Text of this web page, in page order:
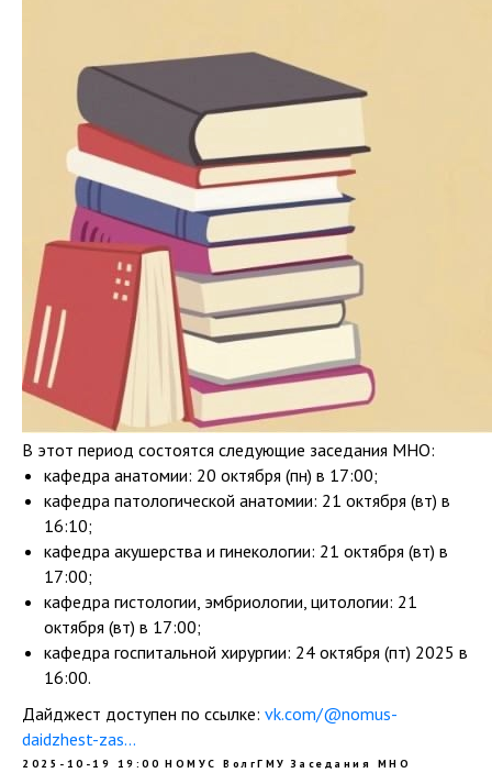
В этот период состоятся следующие заседания МНО:
кафедра анатомии: 20 октября (пн) в 17:00;
кафедра патологической анатомии: 21 октября (вт) в
16:10;
кафедра акушерства и гинекологии: 21 октября (вт) в
17:00;
кафедра гистологии, эмбриологии, цитологии: 21
октября (вт) в 17:00;
кафедра госпитальной хирургии: 24 октября (пт) 2025 в
16:00.
Дайджест доступен по ссылке: vk.com/@nomus-
daidzhest-zas...
2025-10-19 19:00 НОМУС ВолгГМУ Заседания МНО